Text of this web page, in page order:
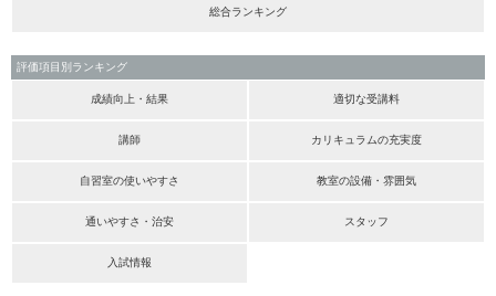
総合ランキング
評価項目別ランキング
成績向上・結果 適切な受講料
講師 カリキュラムの充実度
自習室の使いやすさ 教室の設備・雰囲気
通いやすさ・治安 スタッフ
入試情報